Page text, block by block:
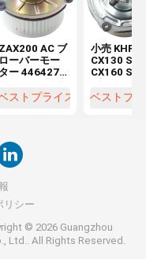
ZAX200 AC ブ
ローバーモー
ター 4464276
理工場の掘
ストプライス
小売
CX130
CX160
ーター
ベストプ
リシー
© 2026 Guangzhou
Ltd.. All Rights Reserved.